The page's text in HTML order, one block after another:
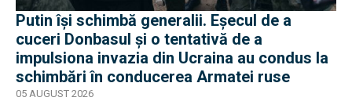
Putin își schimbă generalii. Eșecul de a
cuceri Donbasul și o tentativă de a
impulsiona invazia din Ucraina au condus la
schimbări în conducerea Armatei ruse
05 AUGUST 2026